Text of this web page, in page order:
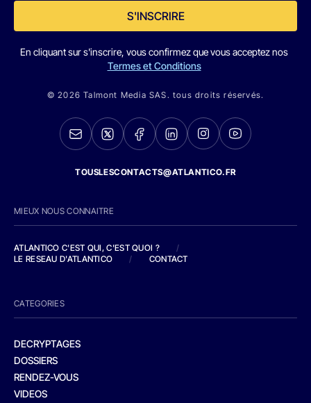
S'INSCRIRE
En cliquant sur s'inscrire, vous confirmez que vous acceptez nos
Termes et Conditions
© 2026 Talmont Media SAS. tous droits réservés.
TOUSLESCONTACTS@ATLANTICO.FR
MIEUX NOUS CONNAITRE
ATLANTICO C'EST QUI, C'EST QUOI ?
/
LE RESEAU D'ATLANTICO
/ CONTACT
CATEGORIES
DECRYPTAGES
DOSSIERS
RENDEZ-VOUS
VIDEOS